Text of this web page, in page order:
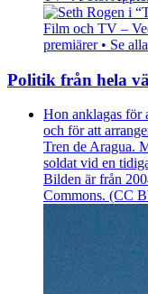
Film och TV –
premiärer • Se
Politik från hela
Hon anklagas för
och för att
Tren de Aragua.
soldat vid en
Bilden är från
Commons. (CC